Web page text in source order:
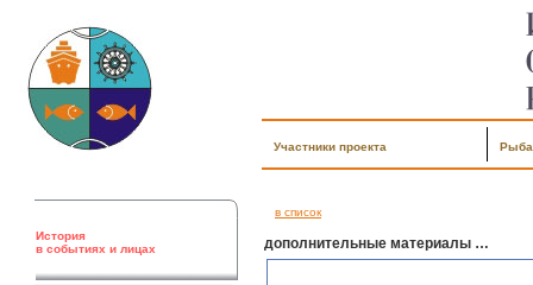
Участники проекта
История
в событиях и лицах
в список
дополнительные материалы …